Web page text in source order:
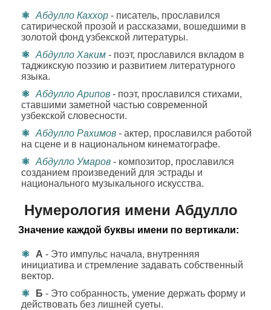
Абдулло Каххор - писатель, прославился
сатирической прозой и рассказами, вошедшими в
золотой фонд узбекской литературы.
Абдулло Хаким - поэт, прославился вкладом в
таджикскую поэзию и развитием литературного
языка.
Абдулло Арипов - поэт, прославился стихами,
ставшими заметной частью современной
узбекской словесности.
Абдулло Рахимов - актер, прославился работой
на сцене и в национальном кинематографе.
Абдулло Умаров - композитор, прославился
созданием произведений для эстрады и
национального музыкального искусства.
Нумерология имени Абдулло
Значение каждой буквы имени по вертикали:
А - Это импульс начала, внутренняя
инициатива и стремление задавать собственный
вектор.
Б - Это собранность, умение держать форму и
действовать без лишней суеты.